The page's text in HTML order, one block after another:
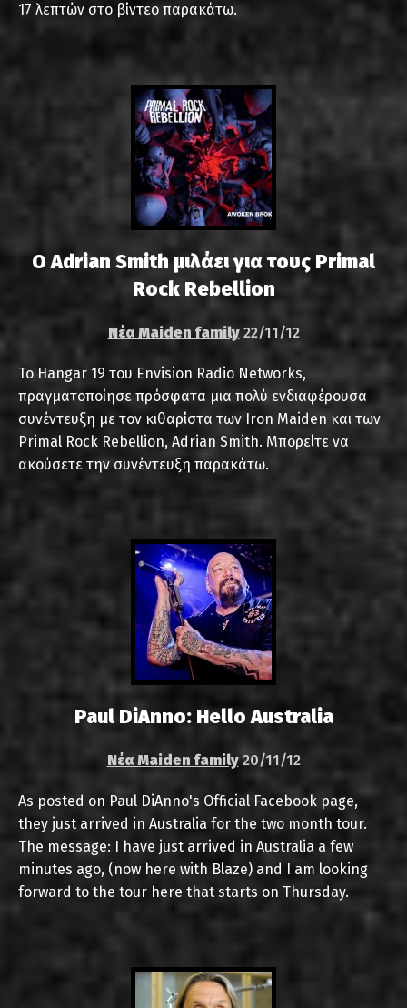
17 λεπτών στο βίντεο παρακάτω.
Ο Adrian Smith μιλάει για τους Primal
Rock Rebellion
Νέα Maiden family 22/11/12
Το Hangar 19 του Envision Radio Networks,
πραγματοποίησε πρόσφατα μια πολύ ενδιαφέρουσα
συνέντευξη με τον κιθαρίστα των Iron Maiden και των
Primal Rock Rebellion, Adrian Smith. Μπορείτε να
ακούσετε την συνέντευξη παρακάτω.
Paul DiAnno: Hello Australia
Νέα Maiden family 20/11/12
As posted on Paul DiAnno's Official Facebook page,
they just arrived in Australia for the two month tour.
The message: I have just arrived in Australia a few
minutes ago, (now here with Blaze) and I am looking
forward to the tour here that starts on Thursday.